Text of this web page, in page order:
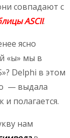
совпадают с
ASCII.
ясно
«ы» мы в
Delphi в этом
— выдала
полагается.
нам